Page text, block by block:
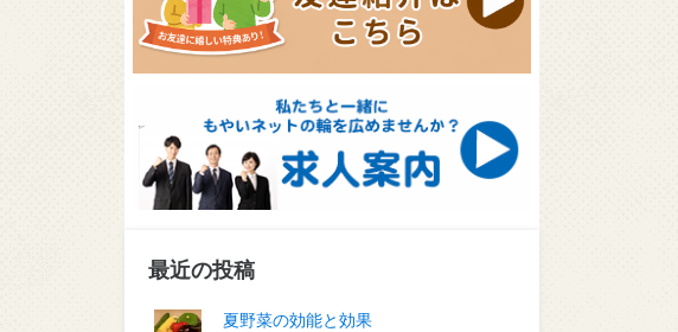
最近の投稿
夏野菜の効能と効果